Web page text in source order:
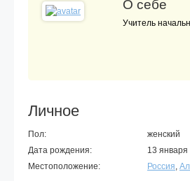
О себе
Учитель
Личное
Пол:
женский
Дата рождения:
13 января
Местоположение:
Россия,